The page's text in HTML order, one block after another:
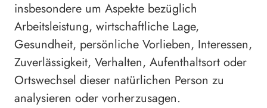
insbesondere um Aspekte bezüglich
Arbeitsleistung, wirtschaftliche Lage,
Gesundheit, persönliche Vorlieben, Interessen,
Zuverlässigkeit, Verhalten, Aufenthaltsort oder
Ortswechsel dieser natürlichen Person zu
analysieren oder vorherzusagen.